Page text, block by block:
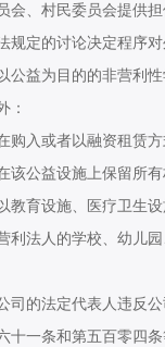
、村民委员会提供担
规定的讨论决定程序对
益为目的的非营利性
：
入或者以融资租赁方
该公益设施上保留所有
育设施、医疗卫生设
法人的学校、幼儿园
的法定代表人违反公
十一条和第五百零四条